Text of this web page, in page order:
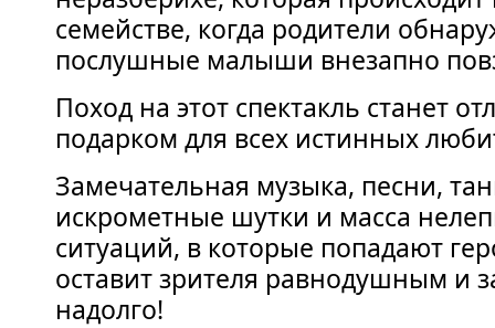
семействе, когда родители
послушные малыши внезапно
Поход на этот спектакль станет
подарком для всех истинных
Замечательная музыка, песни,
искрометные шутки и масса
ситуаций, в которые попадают
оставит зрителя равнодушным и
надолго!